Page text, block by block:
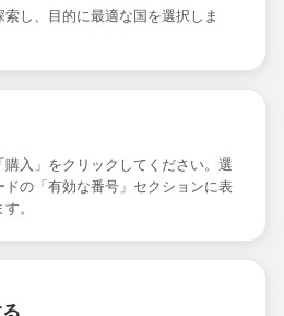
し、目的に最適な国を選択しま
入」をクリックしてください。選
の「有効な番号」セクションに表
。